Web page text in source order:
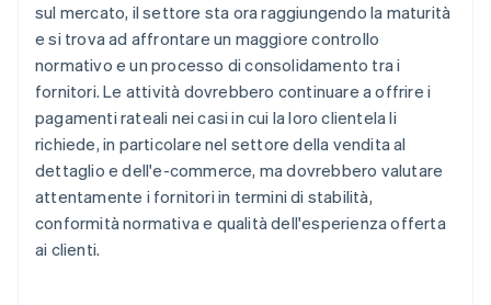
sul mercato, il settore sta ora raggiungendo la maturità
e si trova ad affrontare un maggiore controllo
normativo e un processo di consolidamento tra i
fornitori. Le attività dovrebbero continuare a offrire i
pagamenti rateali nei casi in cui la loro clientela li
richiede, in particolare nel settore della vendita al
dettaglio e dell'e-commerce, ma dovrebbero valutare
attentamente i fornitori in termini di stabilità,
conformità normativa e qualità dell'esperienza offerta
ai clienti.